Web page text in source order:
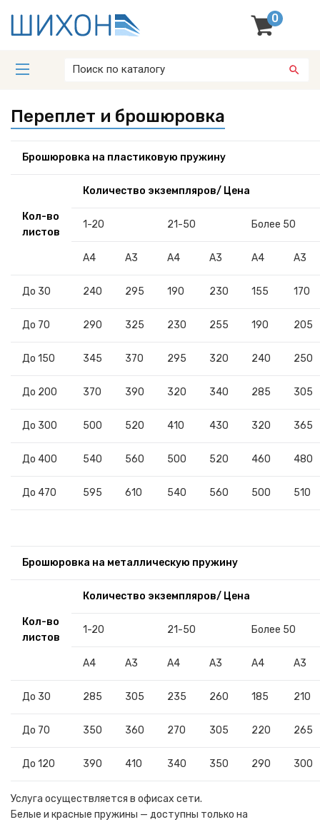
0
Переплет и брошюровка
Брошюровка на пластиковую пружину
Кол-во
листов
Количество экземпляров/ Цена
1-20 21-50 Более 50
A4 А3 A4 А3 А4 А3
До 30 240 295 190 230 155 170
До 70 290 325 230 255 190 205
До 150 345 370 295 320 240 250
До 200 370 390 320 340 285 305
До 300 500 520 410 430 320 365
До 400 540 560 500 520 460 480
До 470 595 610 540 560 500 510
Брошюровка на металлическую пружину
Кол-во
листов
Количество экземпляров/ Цена
1-20 21-50 Более 50
A4 А3 A4 А3 А4 А3
До 30 285 305 235 260 185 210
До 70 350 360 270 305 220 265
До 120 390 410 340 350 290 300
Услуга осуществляется в офисах сети.
Белые и красные пружины — доступны только на